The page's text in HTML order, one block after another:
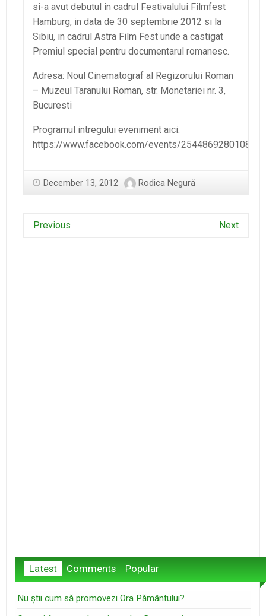
si-a avut debutul in cadrul Festivalului Filmfest
Hamburg, in data de 30 septembrie 2012 si la
Sibiu, in cadrul Astra Film Fest unde a castigat
Premiul special pentru documentarul romanesc.
Adresa: Noul Cinematograf al Regizorului Roman
– Muzeul Taranului Roman, str. Monetariei nr. 3,
Bucuresti
Programul intregului eveniment aici:
https://www.facebook.com/events/254486928010855/
December 13, 2012 Rodica Negură
Previous Next
Latest Comments Popular
Nu știi cum să promovezi Ora Pământului?